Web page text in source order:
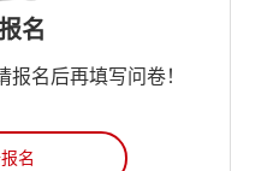
名
报名后再填写问卷！
名